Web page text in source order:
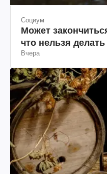
Социум
Может
что нельзя
Вчера